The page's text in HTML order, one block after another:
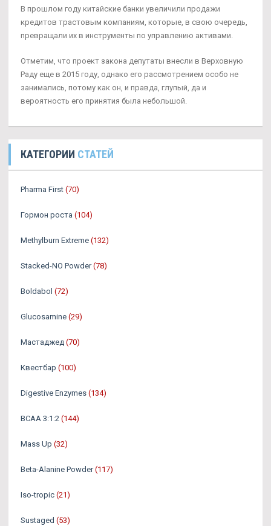
В прошлом году китайские банки увеличили продажи
кредитов трастовым компаниям, которые, в свою очередь,
превращали их в инструменты по управлению активами.
Отметим, что проект закона депутаты внесли в Верховную
Раду еще в 2015 году, однако его рассмотрением особо не
занимались, потому как он, и правда, глупый, да и
вероятность его принятия была небольшой.
КАТЕГОРИИ СТАТЕЙ
Pharma First (70)
Гормон роста (104)
Methylburn Extreme (132)
Stacked-NO Powder (78)
Boldabol (72)
Glucosamine (29)
Мастаджед (70)
Квестбар (100)
Digestive Enzymes (134)
BCAA 3:1:2 (144)
Mass Up (32)
Beta-Alanine Powder (117)
Iso-tropic (21)
Sustaged (53)